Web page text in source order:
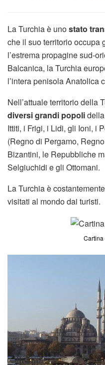
La Turchia è unostato
che il suo territorio occupa
l’estrema propagine sud-
Balcanica, la Turchia
l’intera penisola Anatolica
Nell’attuale territorio della
diversi grandi popoli
Ittiti, i Frigi, i Lidi, gli Ioni, i
(Regno di Pergamo,
Bizantini, le Repubbliche
Selgiuchidi e gli Ottomani.
La Turchia è
visitati al mondo dai turisti.
Cartina